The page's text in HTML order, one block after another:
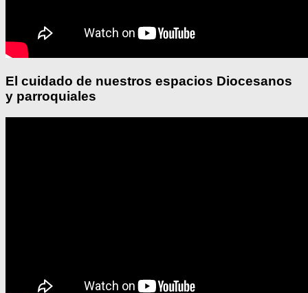
El cuidado de nuestros espacios Diocesanos
y parroquiales